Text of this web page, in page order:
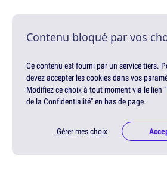
Contenu bloqué par vos
Ce contenu est fourni par un service tiers.
devez accepter les cookies dans vos
Modifiez ce choix à tout moment via le lien
de la Confidentialité" en bas de page.
Gérer mes choix